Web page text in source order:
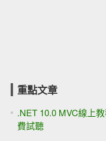
重點文章
.NET 10.0 MVC線上
費試聽